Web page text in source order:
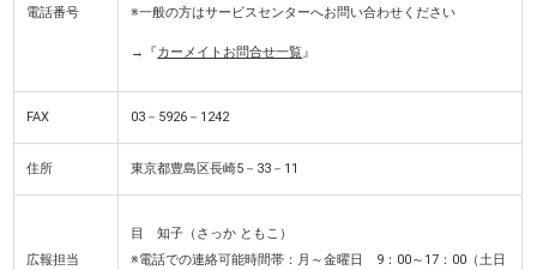
電話番号 ※一般の方はサービスセンターへお問い合わせください
→『カーメイトお問合せ一覧』
FAX 03－5926－1242
住所 東京都豊島区長崎5－33－11
広報担当
目 知子（さっか ともこ）
※電話での連絡可能時間帯：月～金曜日 9：00～17：00 （土日